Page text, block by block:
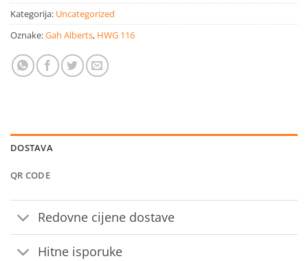
Kategorija: Uncategorized
Oznake:Gah Alberts, HWG 116
DOSTAVA
QR CODE
Redovne cijene dostave
Hitne isporuke